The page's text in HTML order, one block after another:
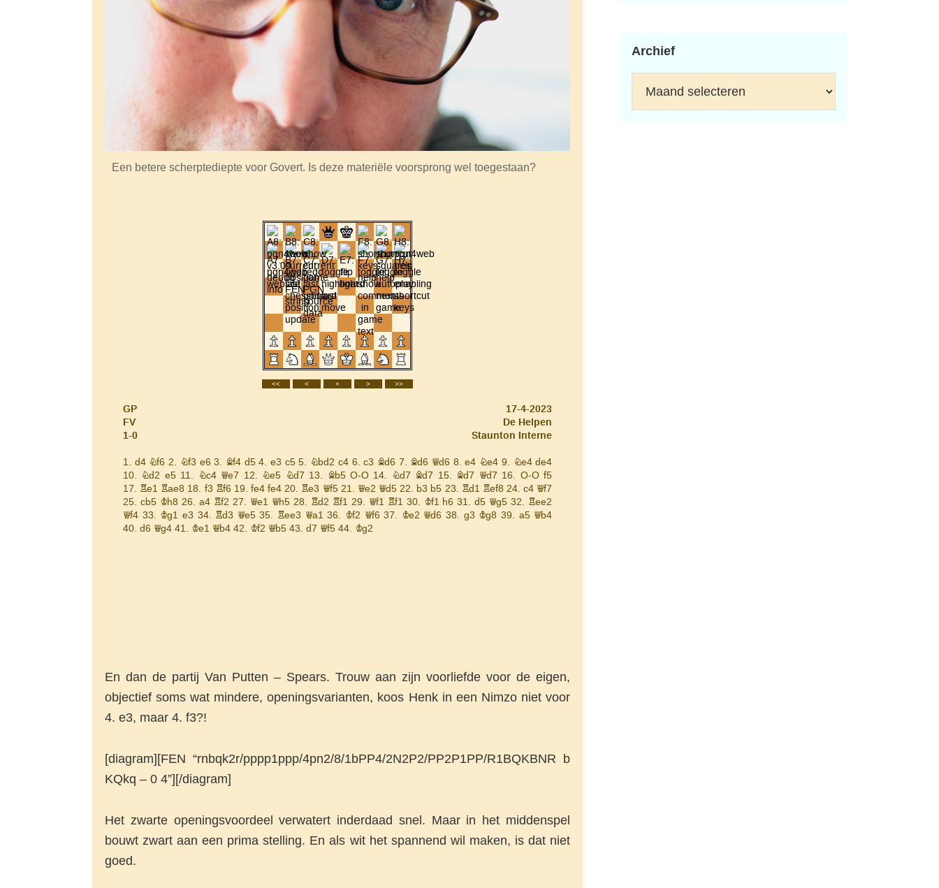
Een betere scherptediepte voor Govert. Is deze materiële voorsprong wel toegestaan?
En dan de partij Van Putten – Spears. Trouw aan zijn voorliefde voor de eigen,
objectief soms wat mindere, openingsvarianten, koos Henk in een Nimzo niet voor
4. e3, maar 4. f3?!
[diagram][FEN “rnbqk2r/pppp1ppp/4pn2/8/1bPP4/2N2P2/PP2P1PP/R1BQKBNR b
KQkq – 0 4”][/diagram]
Het zwarte openingsvoordeel verwatert inderdaad snel. Maar in het middenspel
bouwt zwart aan een prima stelling. En als wit het spannend wil maken, is dat niet
goed.
Archief